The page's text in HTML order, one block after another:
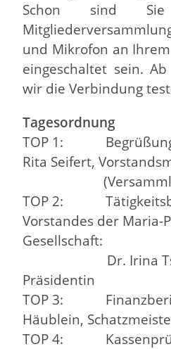
Schon sind
und Mikrofon an
eingeschaltet sein.
wir die Verbindung
Tagesordnung
TOP 1: Begrüßung
Rita Seifert,
TOP 2:
Vorstandes der Maria-
Gesellschaft:
Dr. Irina
Präsidentin
TOP 3:
Häublein,
TOP 4: